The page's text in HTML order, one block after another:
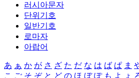
러시아문자
단위기호
일반기호
로마자
아랍어
あ ぁ か が さ ざ た だ な は ば ぱ ま
こ ご そ ぞ と ど の ほ ぼ ぽ も よ ょ